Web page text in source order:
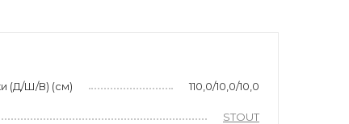
(Д/Ш/В) (см) 110,0/10,0/10,0
STOUT